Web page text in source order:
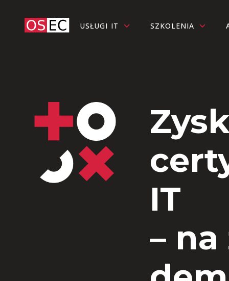
USŁUGI IT SZKOLENIA
IT
–